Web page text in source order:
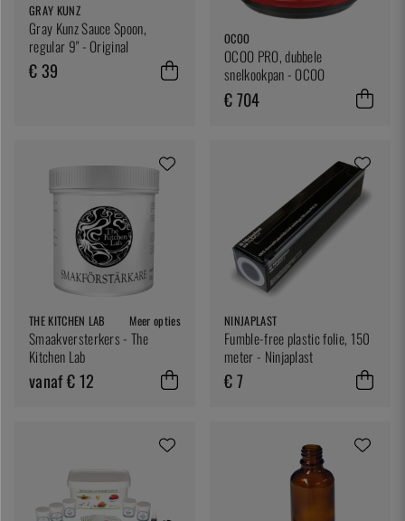
GRAY KUNZ
Gray Kunz Sauce Spoon,
regular 9" - Original
€ 39
OCOO
OCOO PRO, dubbele
snelkookpan - OCOO
€ 704
THE KITCHEN LAB Meer opties
Smaakversterkers - The
Kitchen Lab
vanaf € 12
NINJAPLAST
Fumble-free plastic folie, 150
meter - Ninjaplast
€ 7